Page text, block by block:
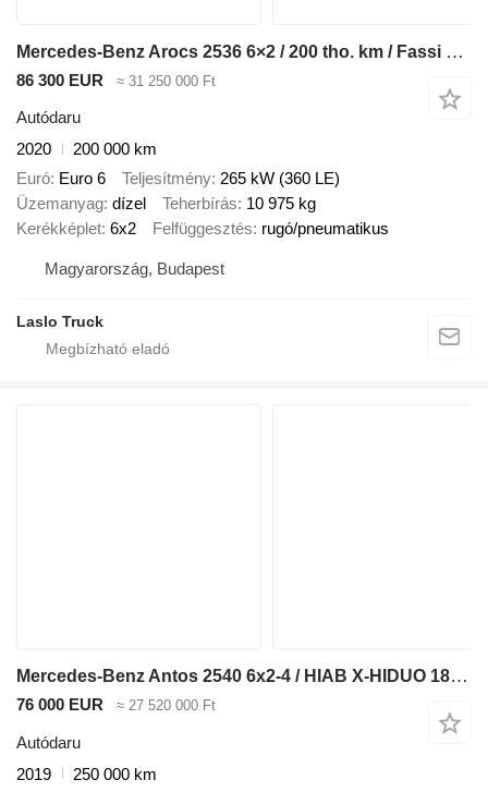
Mercedes-Benz Arocs 2536 6×2 / 200 tho. km / Fassi F195 crane / Rotator / Pilo
86 300 EUR ≈ 31 250 000 Ft
Autódaru
2020
200 000 km
Euró Euro 6 Teljesítmény 265 kW (360 LE)
Üzemanyag dízel Teherbírás 10 975 kg
Kerékképlet 6x2 Felfüggesztés rugó/pneumatikus
Magyarország, Budapest
Laslo Truck
Mercedes-Benz Antos 2540 6x2-4 / HIAB X-HIDUO 188 ES-4 crane / Rotator / remot
76 000 EUR ≈ 27 520 000 Ft
Autódaru
2019
250 000 km